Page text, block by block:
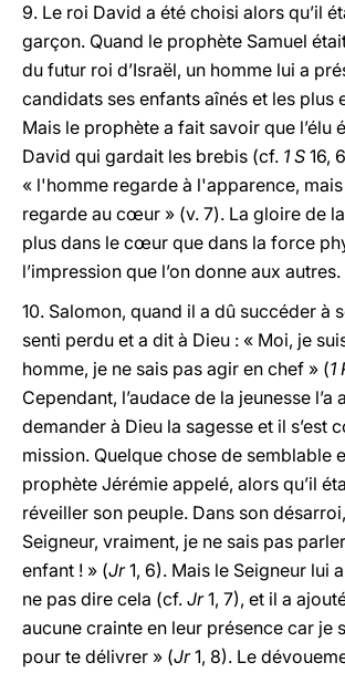
9. Le roi David a été choisi alors qu’il
garçon. Quand le prophète Samuel
du futur roi d’Israël, un homme lui a
candidats ses enfants aînés et les plus
Mais le prophète a fait savoir que l’élu
David qui gardait les brebis (cf. 1 S 16,
« l'homme regarde à l'apparence,
regarde au cœur » (v. 7). La gloire de
plus dans le cœur que dans la force
l’impression que l’on donne aux autres.
10. Salomon, quand il a dû succéder à
senti perdu et a dit à Dieu : « Moi, je
homme, je ne sais pas agir en chef » (1
Cependant, l’audace de la jeunesse l’a
demander à Dieu la sagesse et il s’est
mission. Quelque chose de semblable
prophète Jérémie appelé, alors qu’il
réveiller son peuple. Dans son
Seigneur, vraiment, je ne sais pas
enfant ! » (Jr1, 6). Mais le Seigneur lui
ne pas dire cela (cf. Jr1, 7), et il a
aucune crainte en leur présence car je
pour te délivrer » (Jr1, 8). Le